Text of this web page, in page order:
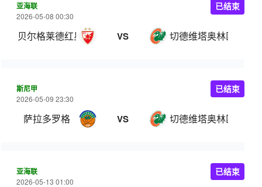
亚海联
2026-05-08 00:30
贝尔格莱德红星 VS 切德维塔奥林匹亚
已结束
斯尼甲
2026-05-09 23:30
萨拉多罗格 VS 切德维塔奥林匹亚
已结束
亚海联
2026-05-13 01:00
已结束